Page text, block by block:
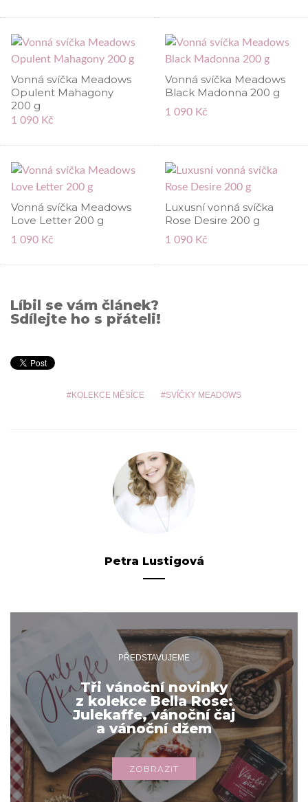
Vonná svíčka Meadows
Opulent Mahagony
200 g
1 090 Kč
Vonná svíčka Meadows
Black Madonna 200 g
1 090 Kč
Vonná svíčka Meadows
Love Letter 200 g
1 090 Kč
Luxusní vonná svíčka
Rose Desire 200 g
1 090 Kč
Líbil se vám článek?
Sdílejte ho s přáteli!
KOLEKCE MĚSÍCE SVÍČKY MEADOWS
Petra Lustigová
PŘEDSTAVUJEME
Tři vánoční novinky
z kolekce Bella Rose:
Julekaffe, vánoční čaj
a vánoční džem
ZOBRAZIT